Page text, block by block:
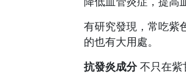
有研究發現，常吃紫
的也有大用處。
抗發炎成分不只在紫